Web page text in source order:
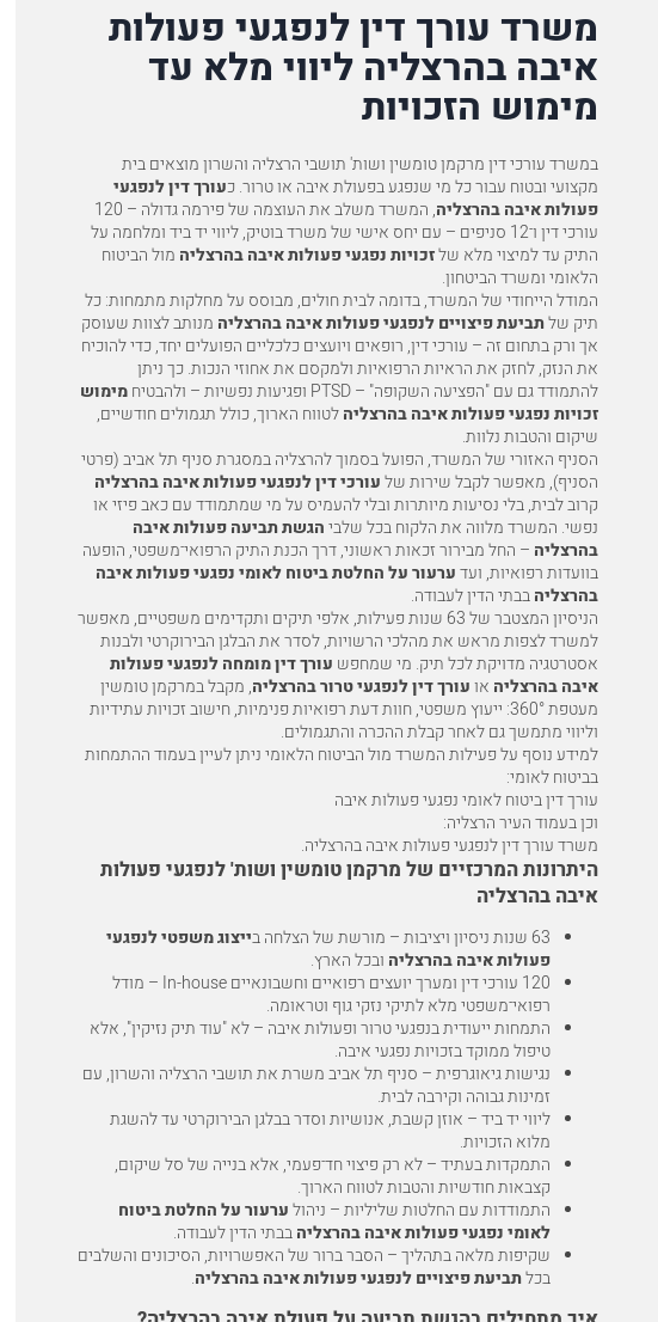
משרד עורך דין לנפגעי פעולות
איבה בהרצליה ליווי מלא עד
מימוש הזכויות
במשרד עורכי דין מרקמן טומשין ושות' תושבי הרצליה והשרון מוצאים בית
מקצועי ובטוח עבור כל מי שנפגע בפעולת איבה או טרור. כעורך דין לנפגעי
פעולות איבה בהרצליה
, המשרד משלב את העוצמה של פירמה גדולה – 120
עורכי דין ו־12 סניפים – עם יחס אישי של משרד בוטיק, ליווי יד ביד ומלחמה על
התיק עד למיצוי מלא שלזכויות נפגעי פעולות איבה בהרצליה מול הביטוח
הלאומי ומשרד הביטחון.
המודל הייחודי של המשרד, בדומה לבית חולים, מבוסס על מחלקות מתמחות: כל
תיק שלתביעת פיצויים לנפגעי פעולות איבה בהרצליה מנותב לצוות שעוסק
אך ורק בתחום זה – עורכי דין, רופאים ויועצים כלכליים הפועלים יחד, כדי להוכיח
את הנזק, לחזק את הראיות הרפואיות ולמקסם את אחוזי הנכות. כך ניתן
להתמודד גם עם "הפציעה השקופה" – PTSD ופגיעות נפשיות – ולהבטיח
מימוש
זכויות נפגעי פעולות איבה בהרצליהלטווח הארוך, כולל תגמולים חודשיים,
שיקום והטבות נלוות.
הסניף האזורי של המשרד, הפועל בסמוך להרצליה במסגרת סניף תל אביב (פרטי
הסניף), מאפשר לקבל שירות שלעורכי דין לנפגעי פעולות איבה בהרצליה
קרוב לבית, בלי נסיעות מיותרות ובלי להעמיס על מי שמתמודד עם כאב פיזי או
נפשי. המשרד מלווה את הלקוח בכל שלביהגשת תביעה פעולות איבה
בהרצליה – החל מבירור זכאות ראשוני, דרך הכנת התיק הרפואי־משפטי, הופעה
בוועדות רפואיות, ועדערעור על החלטת ביטוח לאומי נפגעי פעולות איבה
בהרצליהבבתי הדין לעבודה.
הניסיון המצטבר של 63 שנות פעילות, אלפי תיקים ותקדימים משפטיים, מאפשר
למשרד לצפות מראש את מהלכי הרשויות, לסדר את הבלגן הבירוקרטי ולבנות
אסטרטגיה מדויקת לכל תיק. מי שמחפש עורך דין מומחה לנפגעי פעולות
איבה בהרצליה אועורך דין לנפגעי טרור בהרצליה, מקבל במרקמן טומשין
מעטפת 360°: ייעוץ משפטי, חוות דעת רפואיות פנימיות, חישוב זכויות עתידיות
וליווי מתמשך גם לאחר קבלת ההכרה והתגמולים.
למידע נוסף על פעילות המשרד מול הביטוח הלאומי ניתן לעיין בעמוד ההתמחות
בביטוח לאומי:
עורך דין ביטוח לאומי נפגעי פעולות איבה
וכן בעמוד העיר הרצליה:
משרד עורך דין לנפגעי פעולות איבה בהרצליה.
היתרונות המרכזיים של מרקמן טומשין ושות' לנפגעי פעולות
איבה בהרצליה
63 שנות ניסיון ויציבות – מורשת של הצלחה ב
ייצוג משפטי לנפגעי
פעולות איבה בהרצליה ובכל הארץ.
120 עורכי דין ומערך יועצים רפואיים וחשבונאיים In-house – מודל
רפואי־משפטי מלא לתיקי נזקי גוף וטראומה.
התמחות ייעודית בנפגעי טרור ופעולות איבה – לא "עוד תיק נזיקין", אלא
טיפול ממוקד בזכויות נפגעי איבה.
נגישות גיאוגרפית – סניף תל אביב משרת את תושבי הרצליה והשרון, עם
זמינות גבוהה וקירבה לבית.
ליווי יד ביד – אוזן קשבת, אנושיות וסדר בבלגן הבירוקרטי עד להשגת
מלוא הזכויות.
התמקדות בעתיד – לא רק פיצוי חד־פעמי, אלא בנייה של סל שיקום,
קצבאות חודשיות והטבות לטווח הארוך.
התמודדות עם החלטות שליליות – ניהולערעור על החלטת ביטוח
לאומי נפגעי פעולות איבה בהרצליהבבתי הדין לעבודה.
שקיפות מלאה בתהליך – הסבר ברור של האפשרויות, הסיכונים והשלבים
בכלתביעת פיצויים לנפגעי פעולות איבה בהרצליה.